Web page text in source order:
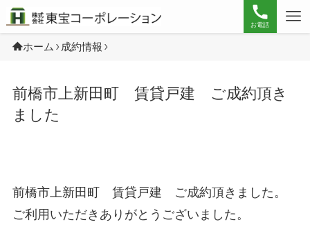
お電話
ホーム 成約情報
前橋市上新田町 賃貸戸建 ご成約頂き
ました
前橋市上新田町 賃貸戸建 ご成約頂きました。
ご利用いただきありがとうございました。